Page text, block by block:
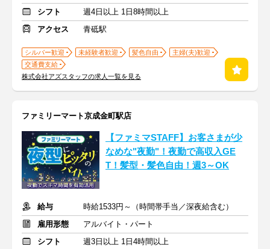
シフト
週4日以上 1日8時間以上
アクセス
青砥駅
シルバー歓迎 未経験者歓迎 髪色自由
主婦(夫)歓迎
交通費支給
株式会社アズスタッフの求人一覧を見る
ファミリーマート京成金町駅店
【ファミマSTAFF】お客さまが少
なめな"夜勤"！夜勤で高収入GE
T！髪型・髪色自由！週3～OK
給与
時給1533円～（時間帯手当／深夜給含む）
雇用形態
アルバイト・パート
シフト
週3日以上 1日4時間以上